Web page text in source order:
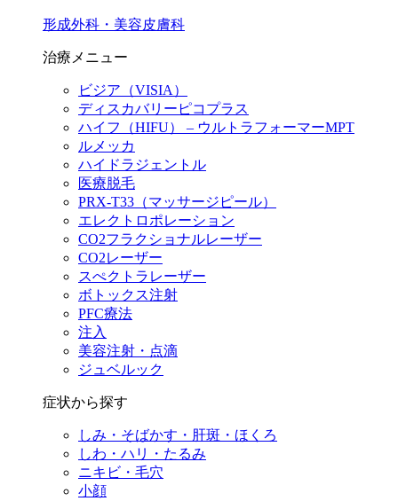
形成外科・美容皮膚科
治療メニュー
ビジア（VISIA）
ディスカバリーピコプラス
ハイフ（HIFU） – ウルトラフォーマーMPT
ルメッカ
ハイドラジェントル
医療脱毛
PRX-T33（マッサージピール）
エレクトロポレーション
CO2フラクショナルレーザー
CO2レーザー
スぺクトラレーザー
ボトックス注射
PFC療法
注入
美容注射・点滴
ジュベルック
症状から探す
しみ・そばかす・肝斑・ほくろ
しわ・ハリ・たるみ
ニキビ・毛穴
小顔